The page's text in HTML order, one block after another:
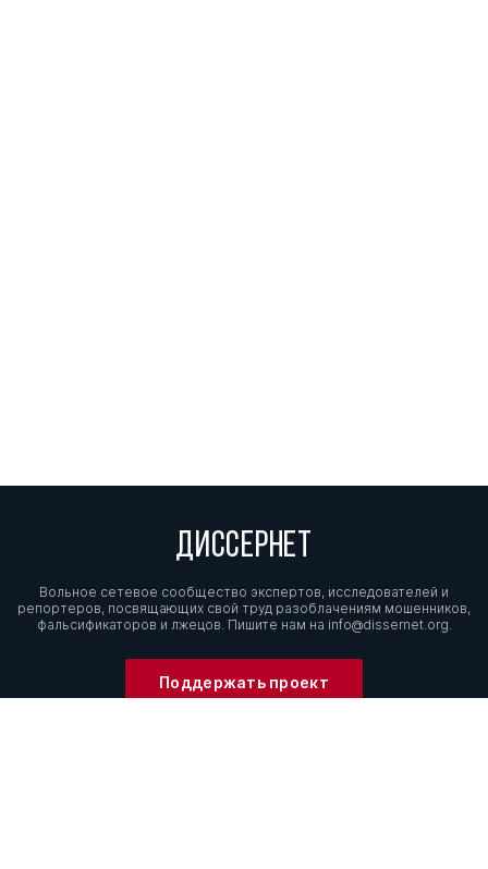
ДИССЕРНЕТ
Вольное сетевое сообщество экспертов, исследователей и
репортеров, посвящающих свой труд разоблачениям мошенников,
фальсификаторов и лжецов. Пишите нам на info@dissernet.org.
Поддержать проект